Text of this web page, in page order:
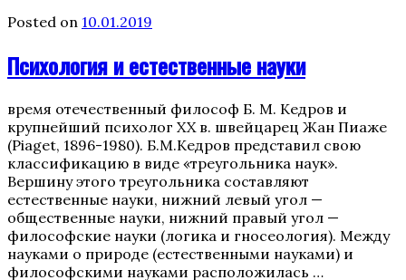
Posted on 10.01.2019
Психология и естественные науки
время отечественный философ Б. М. Кедров и
крупнейший психолог XX в. швейцарец Жан Пиаже
(Piaget, 1896-1980). Б.М.Кедров представил свою
классификацию в виде «треугольника наук».
Вершину этого треугольника составляют
естественные науки, нижний левый угол —
общественные науки, нижний правый угол —
философские науки (логика и гносеология). Между
науками о природе (естественными науками) и
философскими науками расположилась …